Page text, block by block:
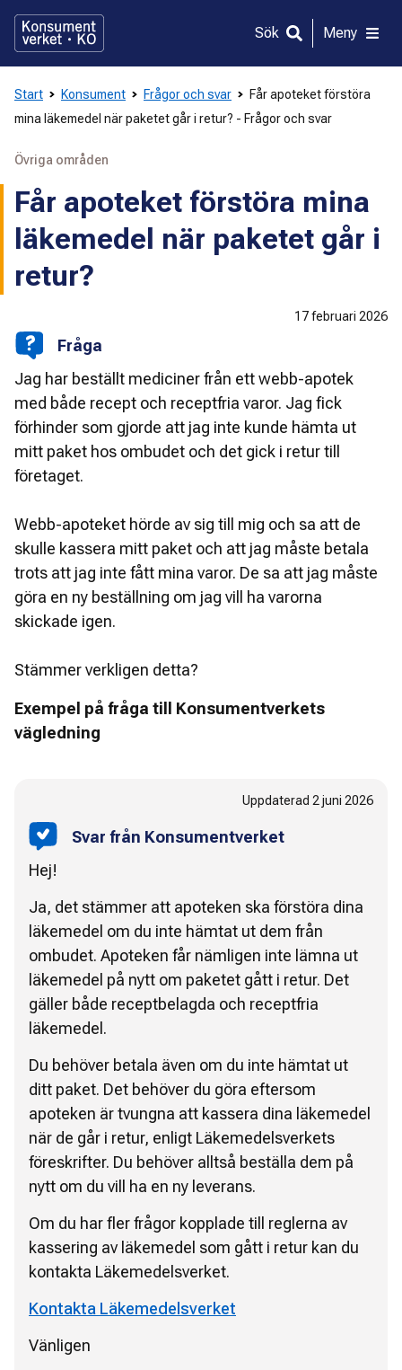
direkt
innehållet
Sök Meny
Start Konsument Frågor och svar
Får apoteket förstöra
mina läkemedel när paketet går i retur? - Frågor och svar
Övriga områden
Får apoteket förstöra mina
läkemedel när paketet går i
retur?
Fråga
Jag har beställt mediciner från ett webb-apotek
med både recept och receptfria varor. Jag fick
förhinder som gjorde att jag inte kunde hämta ut
mitt paket hos ombudet och det gick i retur till
företaget.
Webb-apoteket hörde av sig till mig och sa att de
skulle kassera mitt paket och att jag måste betala
trots att jag inte fått mina varor. De sa att jag måste
göra en ny beställning om jag vill ha varorna
skickade igen.
Stämmer verkligen detta?
Exempel på fråga till Konsumentverkets
vägledning
17 februari 2026
Svar från Konsumentverket
Uppdaterad 2 juni 2026
Hej!
Ja, det stämmer att apoteken ska förstöra dina
läkemedel om du inte hämtat ut dem från
ombudet. Apoteken får nämligen inte lämna ut
läkemedel på nytt om paketet gått i retur. Det
gäller både receptbelagda och receptfria
läkemedel.
Du behöver betala även om du inte hämtat ut
ditt paket. Det behöver du göra eftersom
apoteken är tvungna att kassera dina läkemedel
när de går i retur, enligt Läkemedelsverkets
föreskrifter. Du behöver alltså beställa dem på
nytt om du vill ha en ny leverans.
Om du har fler frågor kopplade till reglerna av
kassering av läkemedel som gått i retur kan du
kontakta Läkemedelsverket.
Kontakta Läkemedelsverket
Vänligen